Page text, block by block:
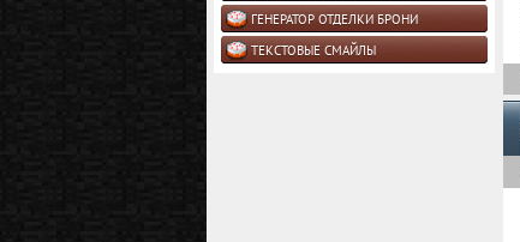
ГЕНЕРАТОР ОТДЕЛКИ БРОНИ
ТЕКСТОВЫЕ СМАЙЛЫ